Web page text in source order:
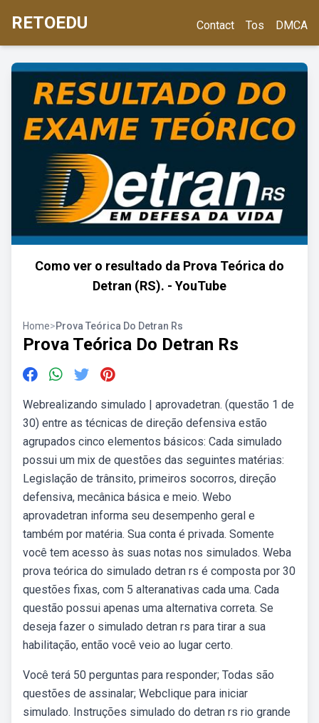
RETOEDU Contact Tos DMCA
Como ver o resultado da Prova Teórica do
Detran (RS). - YouTube
Home>Prova Teórica Do Detran Rs
Prova Teórica Do Detran Rs
Webrealizando simulado | aprovadetran. (questão 1 de
30) entre as técnicas de direção defensiva estão
agrupados cinco elementos básicos: Cada simulado
possui um mix de questões das seguintes matérias:
Legislação de trânsito, primeiros socorros, direção
defensiva, mecânica básica e meio. Webo
aprovadetran informa seu desempenho geral e
também por matéria. Sua conta é privada. Somente
você tem acesso às suas notas nos simulados. Weba
prova teórica do simulado detran rs é composta por 30
questões fixas, com 5 alteranativas cada uma. Cada
questão possui apenas uma alternativa correta. Se
deseja fazer o simulado detran rs para tirar a sua
habilitação, então você veio ao lugar certo.
Você terá 50 perguntas para responder; Todas são
questões de assinalar; Webclique para iniciar
simulado. Instruções simulado do detran rs rio grande